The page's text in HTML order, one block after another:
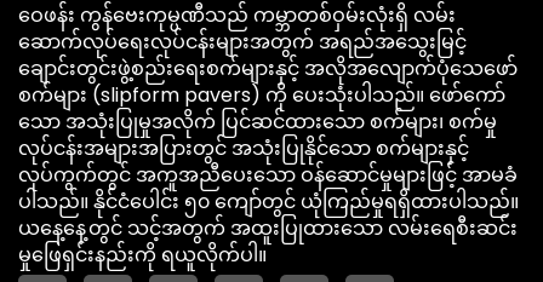
ဝေဖန်း ကွန်ဗေးကုမ္ပဏီသည် ကမ္ဘာတစ်ဝှမ်းလုံးရှိ လမ်း
ဆောက်လုပ်ရေးလုပ်ငန်းများအတွက် အရည်အသွေးမြင့်
ချောင်းတွင်းဖွဲ့စည်းရေးစက်များနှင့် အလိုအလျောက်ပုံသေဖော်
စက်များ (slipform pavers) ကို ပေးသုံးပါသည်။ ဖော်ကော်
သော အသုံးပြုမှုအလိုက် ပြင်ဆင်ထားသော စက်များ၊ စက်မှု
လုပ်ငန်းအများအပြားတွင် အသုံးပြုနိုင်သော စက်များနှင့်
လုပ်ကွက်တွင် အကူအညီပေးသော ဝန်ဆောင်မှုများဖြင့် အာမခံ
ပါသည်။ နိုင်ငံပေါင်း ၅၀ ကျော်တွင် ယုံကြည်မှုရရှိထားပါသည်။
ယနေ့နေ့တွင် သင့်အတွက် အထူးပြုထားသော လမ်းရေစီးဆင်း
မှုဖြေရှင်းနည်းကို ရယူလိုက်ပါ။